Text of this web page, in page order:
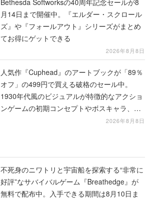
月14日まで開催中。『エルダー・スクロール
ズ』や『フォールアウト』シリーズがまとめ
てお得にゲットできる
2026年8月8日
人気作『Cuphead』のアートブックが「89％
オフ」の499円で買える破格のセール中。
1930年代風のビジュアルが特徴的なアクショ
ンゲームの初期コンセプトやボスキャラ、ス
2026年8月8日
不死身のニワトリと宇宙船を探索する“非常に
好評”なサバイバルゲーム『Breathedge』が
無料で配布中。入手できる期間は8月10日ま